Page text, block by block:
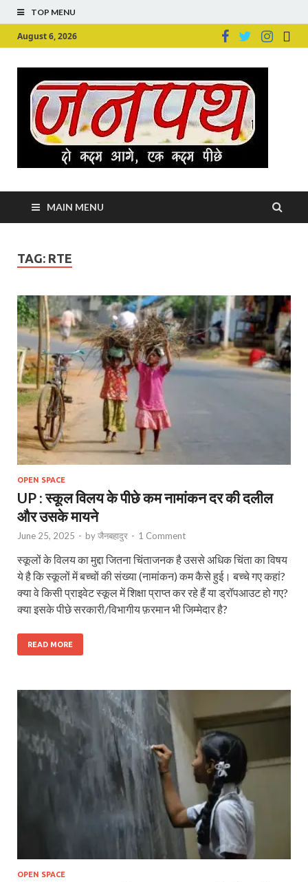
TOP MENU
August 6, 2026
MAIN MENU
TAG: RTE
OPEN SPACE
UP : स्कूल विलय के पीछे कम नामांकन दर की दलील
और उसके मायने
June 25, 2025 - byजैनबहादुर - 1 Comment
स्कूलों के विलय का मुद्दा जितना चिंताजनक है उससे अधिक चिंता का विषय
ये है कि स्कूलों में बच्चों की संख्या (नामांकन) कम कैसे हुई। बच्चे गए कहां?
क्या वे किसी प्राइवेट स्कूल में शिक्षा प्राप्त कर रहे हैं या ड्रॉपआउट हो गए?
क्या इसके पीछे सरकारी/विभागीय फ़रमान भी जिम्मेदार है?
READ MORE
OPEN SPACE